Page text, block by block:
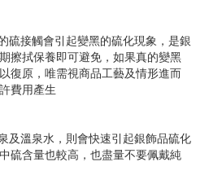
硫接觸會引起變黑的硫化現象，是銀
擦拭保養即可避免，如果真的變黑
復原，唯需視商品工藝及情形進而
費用產生
及溫泉水，則會快速引起銀飾品硫化
硫含量也較高，也盡量不要佩戴純